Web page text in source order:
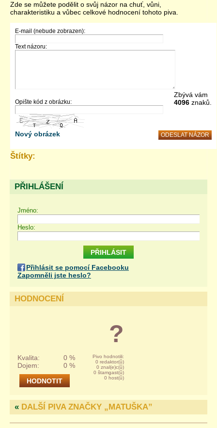
Zde se můžete podělit o svůj názor na chuť, vůni,
charakteristiku a vůbec celkové hodnocení tohoto piva.
E-mail (nebude zobrazen):
Text názoru:
Zbývá vám
4096 znaků.
Opište kód z obrázku:
Nový obrázek
Štítky:
PŘIHLÁŠENÍ
Jméno:
Heslo:
Přihlásit se pomocí Facebooku
Zapomněli jste heslo?
HODNOCENÍ
?
Kvalita: 0 %
Pivo hodnotili:
0 redaktor(ů)
0 znal(e)c(ů)
0 štamgast(ů)
0 host(ů)
Dojem: 0 %
« DALŠÍ PIVA ZNAČKY „MATUŠKA”